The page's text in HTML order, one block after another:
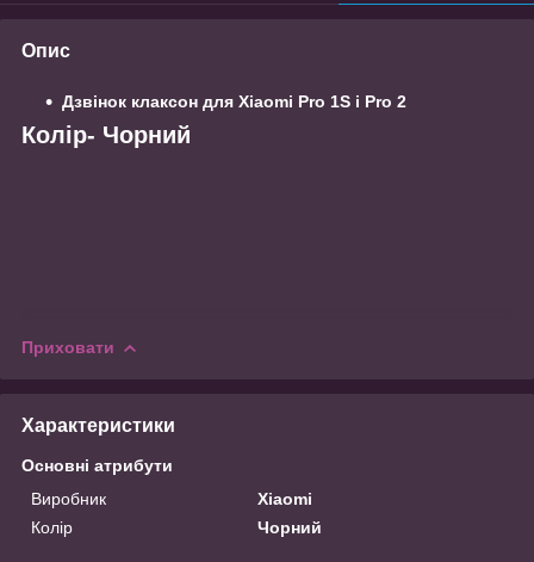
Опис
Дзвінок клаксон для Xiaomi Pro 1S і Pro 2
Колір- Чорний
Приховати
Характеристики
Основні атрибути
Виробник
Xiaomi
Колір
Чорний